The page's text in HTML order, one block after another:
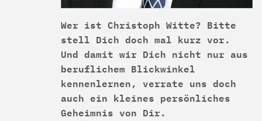
Wer ist Christoph Witte? Bitte
stell Dich doch mal kurz vor.
Und damit wir Dich nicht nur aus
beruflichem Blickwinkel
kennenlernen, verrate uns doch
auch ein kleines persönliches
Geheimnis von Dir.